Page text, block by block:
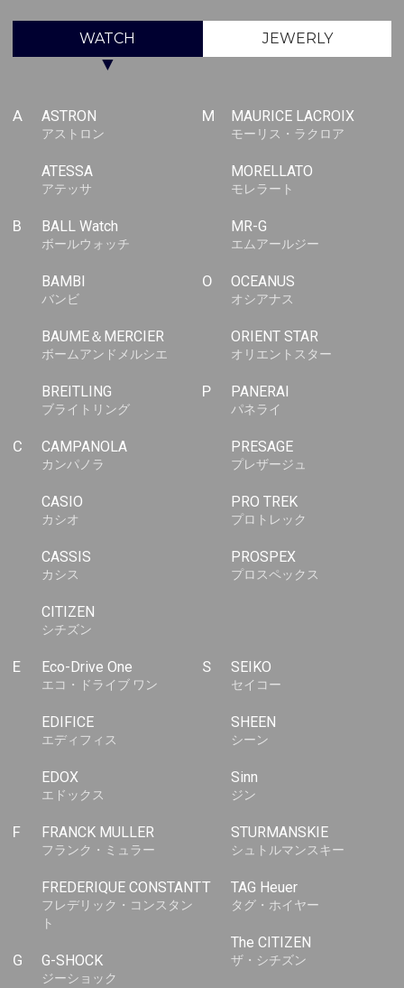
WATCH JEWERLY
▼
A ASTRON
アストロン
ATESSA
アテッサ
B BALL Watch
ボールウォッチ
BAMBI
バンビ
BAUME＆MERCIER
ボームアンドメルシエ
BREITLING
ブライトリング
C CAMPANOLA
カンパノラ
CASIO
カシオ
CASSIS
カシス
CITIZEN
シチズン
E Eco-Drive One
エコ・ドライブ ワン
EDIFICE
エディフィス
EDOX
エドックス
F FRANCK MULLER
フランク・ミュラー
FREDERIQUE CONSTANT
フレデリック・コンスタン
ト
G G-SHOCK
ジーショック
M MAURICE LACROIX
モーリス・ラクロア
MORELLATO
モレラート
MR-G
エムアールジー
O OCEANUS
オシアナス
ORIENT STAR
オリエントスター
P PANERAI
パネライ
PRESAGE
プレザージュ
PRO TREK
プロトレック
PROSPEX
プロスペックス
S SEIKO
セイコー
SHEEN
シーン
Sinn
ジン
STURMANSKIE
シュトルマンスキー
T TAG Heuer
タグ・ホイヤー
The CITIZEN
ザ・シチズン